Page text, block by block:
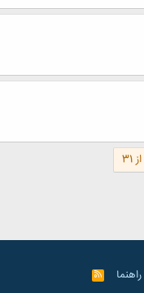
راهنما
R
S